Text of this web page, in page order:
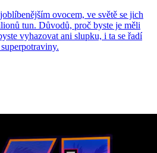
ovocem, ve světě se jich
tun. Důvodů, proč byste je měli
vyhazovat ani slupku, i ta se řadí